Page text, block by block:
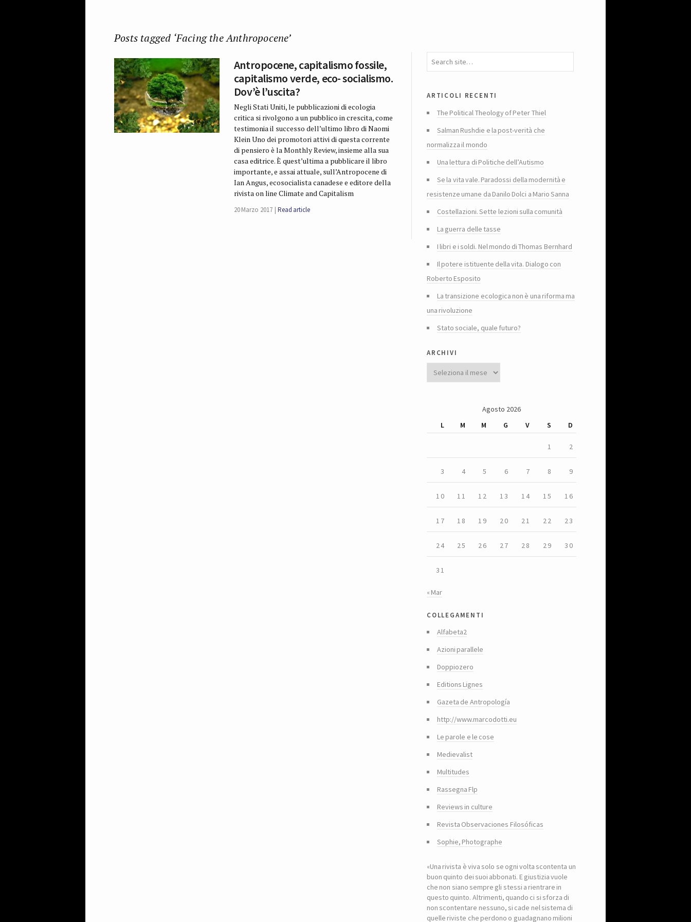
Posts tagged ‘Facing the Anthropocene’
Antropocene, capitalismo fossile,
capitalismo verde, eco- socialismo.
Dov’è l’uscita?
Negli Stati Uniti, le pubblicazioni di ecologia
critica si rivolgono a un pubblico in crescita, come
testimonia il successo dell’ultimo libro di Naomi
Klein Uno dei promotori attivi di questa corrente
di pensiero è la Monthly Review, insieme alla sua
casa editrice. È quest’ultima a pubblicare il libro
importante, e assai attuale, sull’Antropocene di
Ian Angus, ecosocialista canadese e editore della
rivista on line Climate and Capitalism
20 Marzo 2017 Read article
articoli recenti
The Political Theology of Peter Thiel
Salman Rushdie e la post-verità che
normalizza il mondo
Una lettura di Politiche dell’Autismo
Se la vita vale. Paradossi della modernità e
resistenze umane da Danilo Dolci a Mario Sanna
Costellazioni. Sette lezioni sulla comunità
La guerra delle tasse
I libri e i soldi. Nel mondo di Thomas Bernhard
Il potere istituente della vita. Dialogo con
Roberto Esposito
La transizione ecologica non è una riforma ma
una rivoluzione
Stato sociale, quale futuro?
archivi
Agosto 2026
L
M M G V S D
1 2
3 4 5 6 7 8 9
10 11 12 13 14 15 16
17 18 19 20 21 22 23
24 25 26 27 28 29 30
31
« Mar
collegamenti
Alfabeta2
Azioni parallele
Doppiozero
Editions Lignes
Gazeta de Antropología
http://www.marcodotti.eu
Le parole e le cose
Medievalist
Multitudes
Rassegna Flp
Reviews in culture
Revista Observaciones Filosóficas
Sophie, Photographe
«Una rivista è viva solo se ogni volta scontenta un
buon quinto dei suoi abbonati. E giustizia vuole
che non siano sempre gli stessi a rientrare in
questo quinto. Altrimenti, quando ci si sforza di
non scontentare nessuno, si cade nel sistema di
quelle riviste che perdono o guadagnano milioni